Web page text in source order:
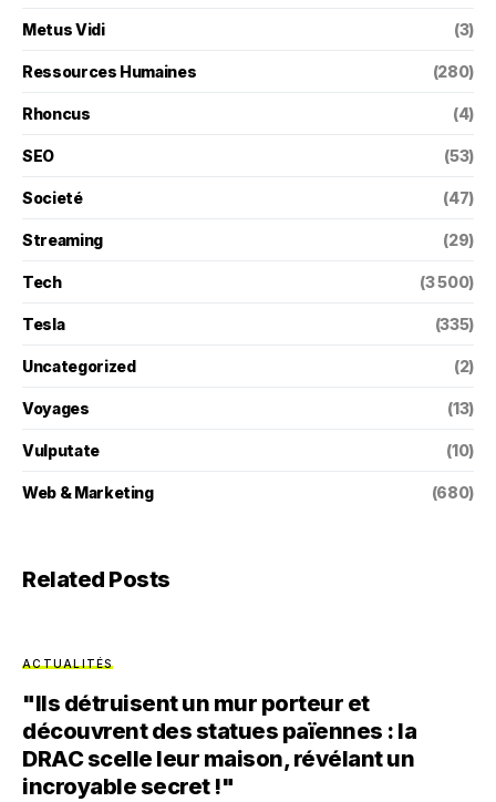
Metus Vidi (3)
Ressources Humaines (280)
Rhoncus (4)
SEO (53)
Societé (47)
Streaming (29)
Tech (3 500)
Tesla (335)
Uncategorized (2)
Voyages (13)
Vulputate (10)
Web & Marketing (680)
Related Posts
ACTUALITÉS
"Ils détruisent un mur porteur et
découvrent des statues païennes : la
DRAC scelle leur maison, révélant un
incroyable secret !"